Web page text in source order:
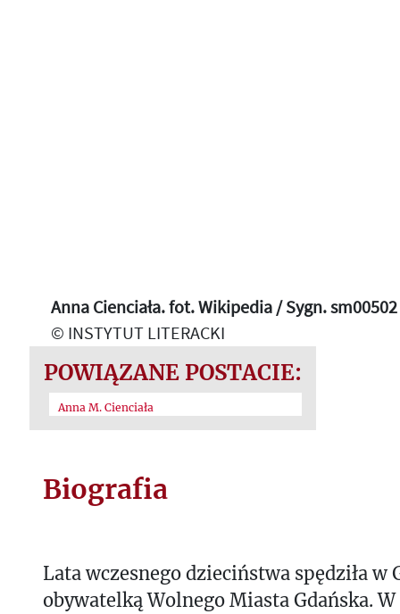
Anna Cienciała. fot. Wikipedia / Sygn. sm00502
© INSTYTUT LITERACKI
POWIĄZANE POSTACIE:
Anna M. Cienciała
Biografia
Lata wczesnego dzieciństwa spędziła w
obywatelką Wolnego Miasta Gdańska.